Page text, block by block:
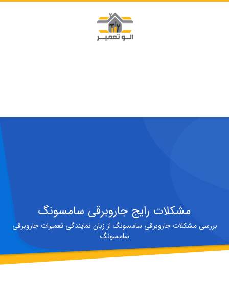
مشکلات رایج جاروبرقی سامسونگ
بررسی مشکلات جاروبرقی سامسونگ از زبان نمایندگی تعمیرات جاروبرقی
سامسونگ